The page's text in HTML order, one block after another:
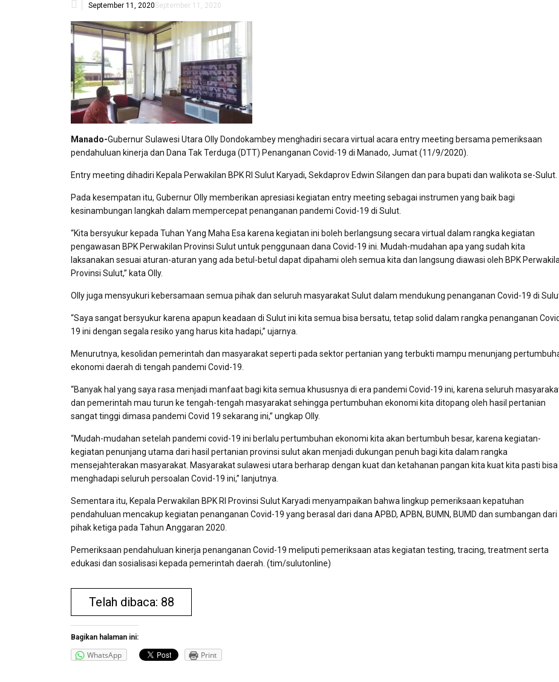
September 11, 2020September 11, 2020
Manado-Gubernur Sulawesi Utara Olly Dondokambey menghadiri secara virtual acara entry meeting bersama pemeriksaan
pendahuluan kinerja dan Dana Tak Terduga (DTT) Penanganan Covid-19 di Manado, Jumat (11/9/2020).
Entry meeting dihadiri Kepala Perwakilan BPK RI Sulut Karyadi, Sekdaprov Edwin Silangen dan para bupati dan walikota se-Sulut.
Pada kesempatan itu, Gubernur Olly memberikan apresiasi kegiatan entry meeting sebagai instrumen yang baik bagi
kesinambungan langkah dalam mempercepat penanganan pandemi Covid-19 di Sulut.
“Kita bersyukur kepada Tuhan Yang Maha Esa karena kegiatan ini boleh berlangsung secara virtual dalam rangka kegiatan
pengawasan BPK Perwakilan Provinsi Sulut untuk penggunaan dana Covid-19 ini. Mudah-mudahan apa yang sudah kita
laksanakan sesuai aturan-aturan yang ada betul-betul dapat dipahami oleh semua kita dan langsung diawasi oleh BPK
Provinsi Sulut,” kata Olly.
Olly juga mensyukuri kebersamaan semua pihak dan seluruh masyarakat Sulut dalam mendukung penanganan Covid-19 di
“Saya sangat bersyukur karena apapun keadaan di Sulut ini kita semua bisa bersatu, tetap solid dalam rangka penanganan
19 ini dengan segala resiko yang harus kita hadapi,” ujarnya.
Menurutnya, kesolidan pemerintah dan masyarakat seperti pada sektor pertanian yang terbukti mampu menunjang
ekonomi daerah di tengah pandemi Covid-19.
“Banyak hal yang saya rasa menjadi manfaat bagi kita semua khususnya di era pandemi Covid-19 ini, karena seluruh
dan pemerintah mau turun ke tengah-tengah masyarakat sehingga pertumbuhan ekonomi kita ditopang oleh hasil pertanian
sangat tinggi dimasa pandemi Covid 19 sekarang ini,” ungkap Olly.
“Mudah-mudahan setelah pandemi covid-19 ini berlalu pertumbuhan ekonomi kita akan bertumbuh besar, karena kegiatan-
kegiatan penunjang utama dari hasil pertanian provinsi sulut akan menjadi dukungan penuh bagi kita dalam rangka
mensejahterakan masyarakat. Masyarakat sulawesi utara berharap dengan kuat dan ketahanan pangan kita kuat kita pasti bisa
menghadapi seluruh persoalan Covid-19 ini,” lanjutnya.
Sementara itu, Kepala Perwakilan BPK RI Provinsi Sulut Karyadi menyampaikan bahwa lingkup pemeriksaan kepatuhan
pendahuluan mencakup kegiatan penanganan Covid-19 yang berasal dari dana APBD, APBN, BUMN, BUMD dan sumbangan dari
pihak ketiga pada Tahun Anggaran 2020.
Pemeriksaan pendahuluan kinerja penanganan Covid-19 meliputi pemeriksaan atas kegiatan testing, tracing, treatment serta
edukasi dan sosialisasi kepada pemerintah daerah. (tim/sulutonline)
Telah dibaca: 88
Bagikan halaman ini:
WhatsApp Print